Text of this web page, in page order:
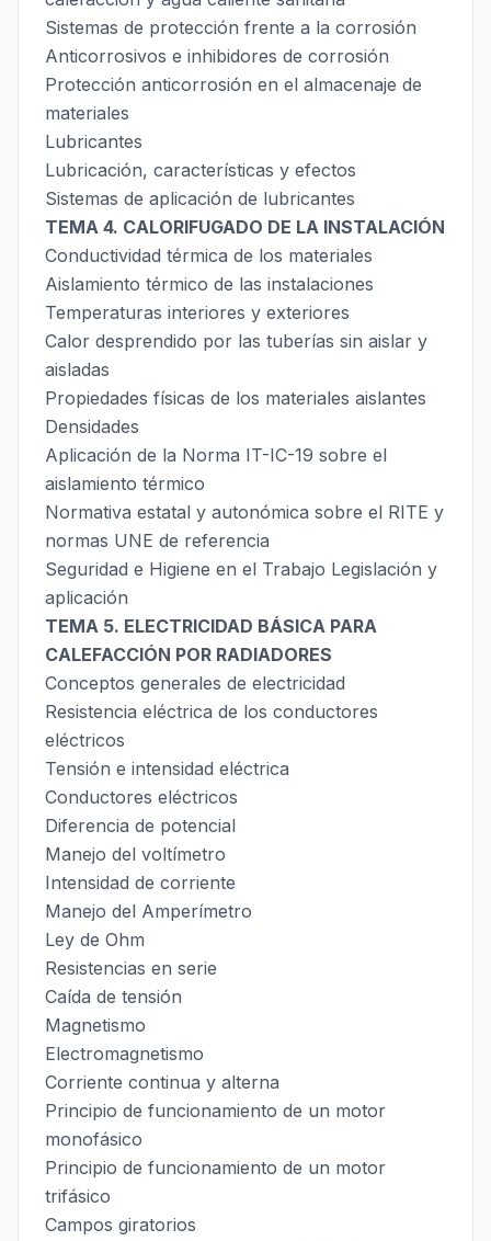
Sistemas de protección frente a la corrosión
Anticorrosivos e inhibidores de corrosión
Protección anticorrosión en el almacenaje de
materiales
Lubricantes
Lubricación, características y efectos
Sistemas de aplicación de lubricantes
TEMA 4. CALORIFUGADO DE LA INSTALACIÓN
Conductividad térmica de los materiales
Aislamiento térmico de las instalaciones
Temperaturas interiores y exteriores
Calor desprendido por las tuberías sin aislar y
aisladas
Propiedades físicas de los materiales aislantes
Densidades
Aplicación de la Norma IT-IC-19 sobre el
aislamiento térmico
Normativa estatal y autonómica sobre el RITE y
normas UNE de referencia
Seguridad e Higiene en el Trabajo Legislación y
aplicación
TEMA 5. ELECTRICIDAD BÁSICA PARA
CALEFACCIÓN POR RADIADORES
Conceptos generales de electricidad
Resistencia eléctrica de los conductores
eléctricos
Tensión e intensidad eléctrica
Conductores eléctricos
Diferencia de potencial
Manejo del voltímetro
Intensidad de corriente
Manejo del Amperímetro
Ley de Ohm
Resistencias en serie
Caída de tensión
Magnetismo
Electromagnetismo
Corriente continua y alterna
Principio de funcionamiento de un motor
monofásico
Principio de funcionamiento de un motor
trifásico
Campos giratorios